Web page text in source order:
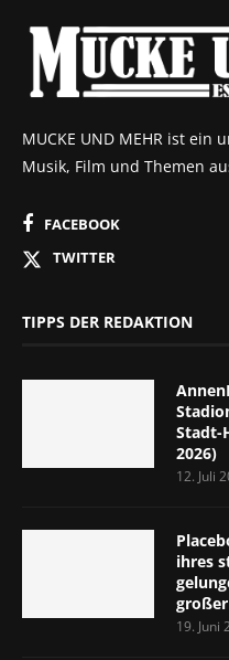
MUCKE UND MEHR ist ein
Musik, Film und Themen
FACEBOOK
TWITTER
TIPPS DER REDAKTION
Stadt-
2026)
12. Juli
ihres
19. Juni